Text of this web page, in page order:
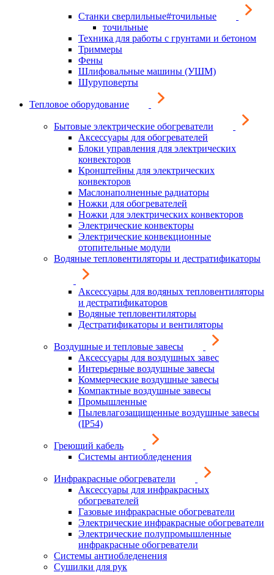
Станки сверлильные#точильные
точильные
Техника для работы с грунтами и бетоном
Триммеры
Фены
Шлифовальные машины (УШМ)
Шуруповерты
Тепловое оборудование
Бытовые электрические обогреватели
Аксессуары для обогревателей
Блоки управления для электрических
конвекторов
Кронштейны для электрических
конвекторов
Маслонаполненные радиаторы
Ножки для обогревателей
Ножки для электрических конвекторов
Электрические конвекторы
Электрические конвекционные
отопительные модули
Водяные тепловентиляторы и дестратификаторы
Аксессуары для водяных тепловентиляторы
и дестратификаторов
Водяные тепловентиляторы
Дестратификаторы и вентиляторы
Воздушные и тепловые завесы
Аксессуары для воздушных завес
Интерьерные воздушные завесы
Коммерческие воздушные завесы
Компактные воздушные завесы
Промышленные
Пылевлагозащищенные воздушные завесы
(IP54)
Греющий кабель
Системы антиобледенения
Инфракрасные обогреватели
Аксессуары для инфракрасных
обогревателей
Газовые инфракрасные обогреватели
Электрические инфракрасные обогреватели
Электрические полупромышленные
инфракрасные обогреватели
Системы антиобледенения
Сушилки для рук